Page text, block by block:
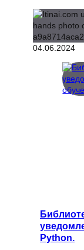
04.06.2024
Python.